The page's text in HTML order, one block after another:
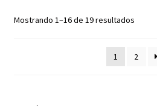
Mostrando 1–16 de 19 resultados
1 2